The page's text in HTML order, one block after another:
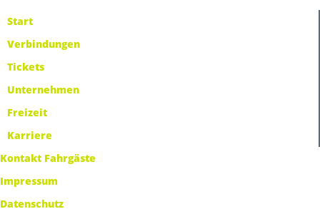
Start
Verbindungen
Tickets
Unternehmen
Freizeit
Karriere
Kontakt Fahrgäste
Impressum
Datenschutz